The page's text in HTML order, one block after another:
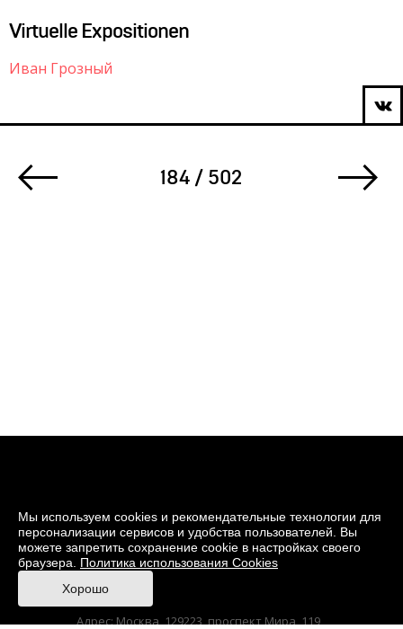
Virtuelle Expositionen
Иван Грозный
184 / 502
© 2026 Музей кино
При поддержке Министерства культуры РФ
Адрес: Москва, 129223, проспект Мира, 119,
Мы используем cookies и рекомендательные технологии для
персонализации сервисов и удобства пользователей. Вы
можете запретить сохранение cookie в настройках своего
браузера. Политика использования Cookies
Хорошо